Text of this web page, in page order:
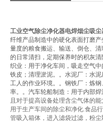
工业空气除尘净化器电焊烟尘吸尘
纤维产品制造中的硬化表面打磨
量度的粮食搬运、输送、倒仓、
的日常清扫，定期保养时的积灰
织业：用于净化车间，吸走空气
铁皮；清理淤泥。。水泥厂：水
工人的作业环境。。钢铁厂：炼
率。。汽车轮船制造：用于内部
且对于提高设备处理含尘气体的
用于生产车间的除尘和净化.食品
管吸入箱体，进入滤袋过滤，粉